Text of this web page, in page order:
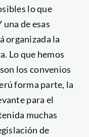
lo que
una de esas
organizada la
Lo que hemos
los convenios
forma parte, la
para el
muchas
de